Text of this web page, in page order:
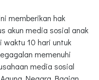
memberikan hak
akun media sosial anak
waktu 10 hari untuk
memenuhi
media sosial